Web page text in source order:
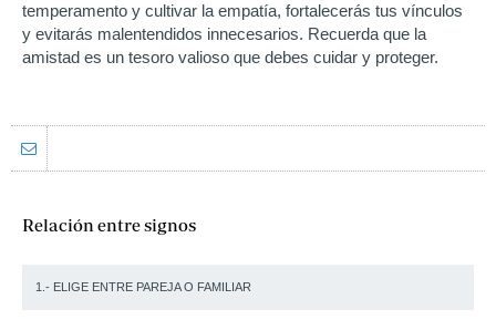
temperamento y cultivar la empatía, fortalecerás tus vínculos
y evitarás malentendidos innecesarios. Recuerda que la
amistad es un tesoro valioso que debes cuidar y proteger.
Relación entre signos
1.- ELIGE ENTRE PAREJA O FAMILIAR